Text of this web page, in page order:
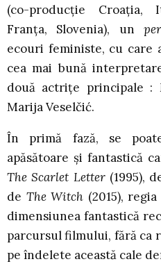
(co-producție Croația,
Franța, Slovenia), un
ecouri feministe, cu
cea mai bună
două actrițe principale :
Marija Veselčić.
În primă fază, se
apăsătoare și fantastică
The Scarlet Letter(1995),
de The Witch (2015),
dimensiunea fantastică
parcursul filmului, fără ca
pe îndelete această cale